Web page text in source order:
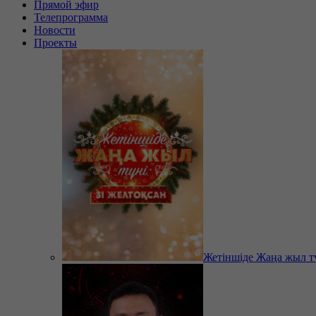
Прямой эфир
Телепрограмма
Новости
Проекты
Жетіншіде Жаңа жыл